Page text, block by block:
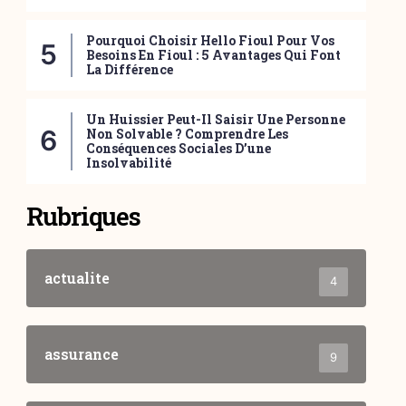
Pourquoi Choisir Hello Fioul Pour Vos
Besoins En Fioul : 5 Avantages Qui Font
La Différence
Un Huissier Peut-Il Saisir Une Personne
Non Solvable ? Comprendre Les
Conséquences Sociales D’une
Insolvabilité
Rubriques
actualite 4
assurance 9